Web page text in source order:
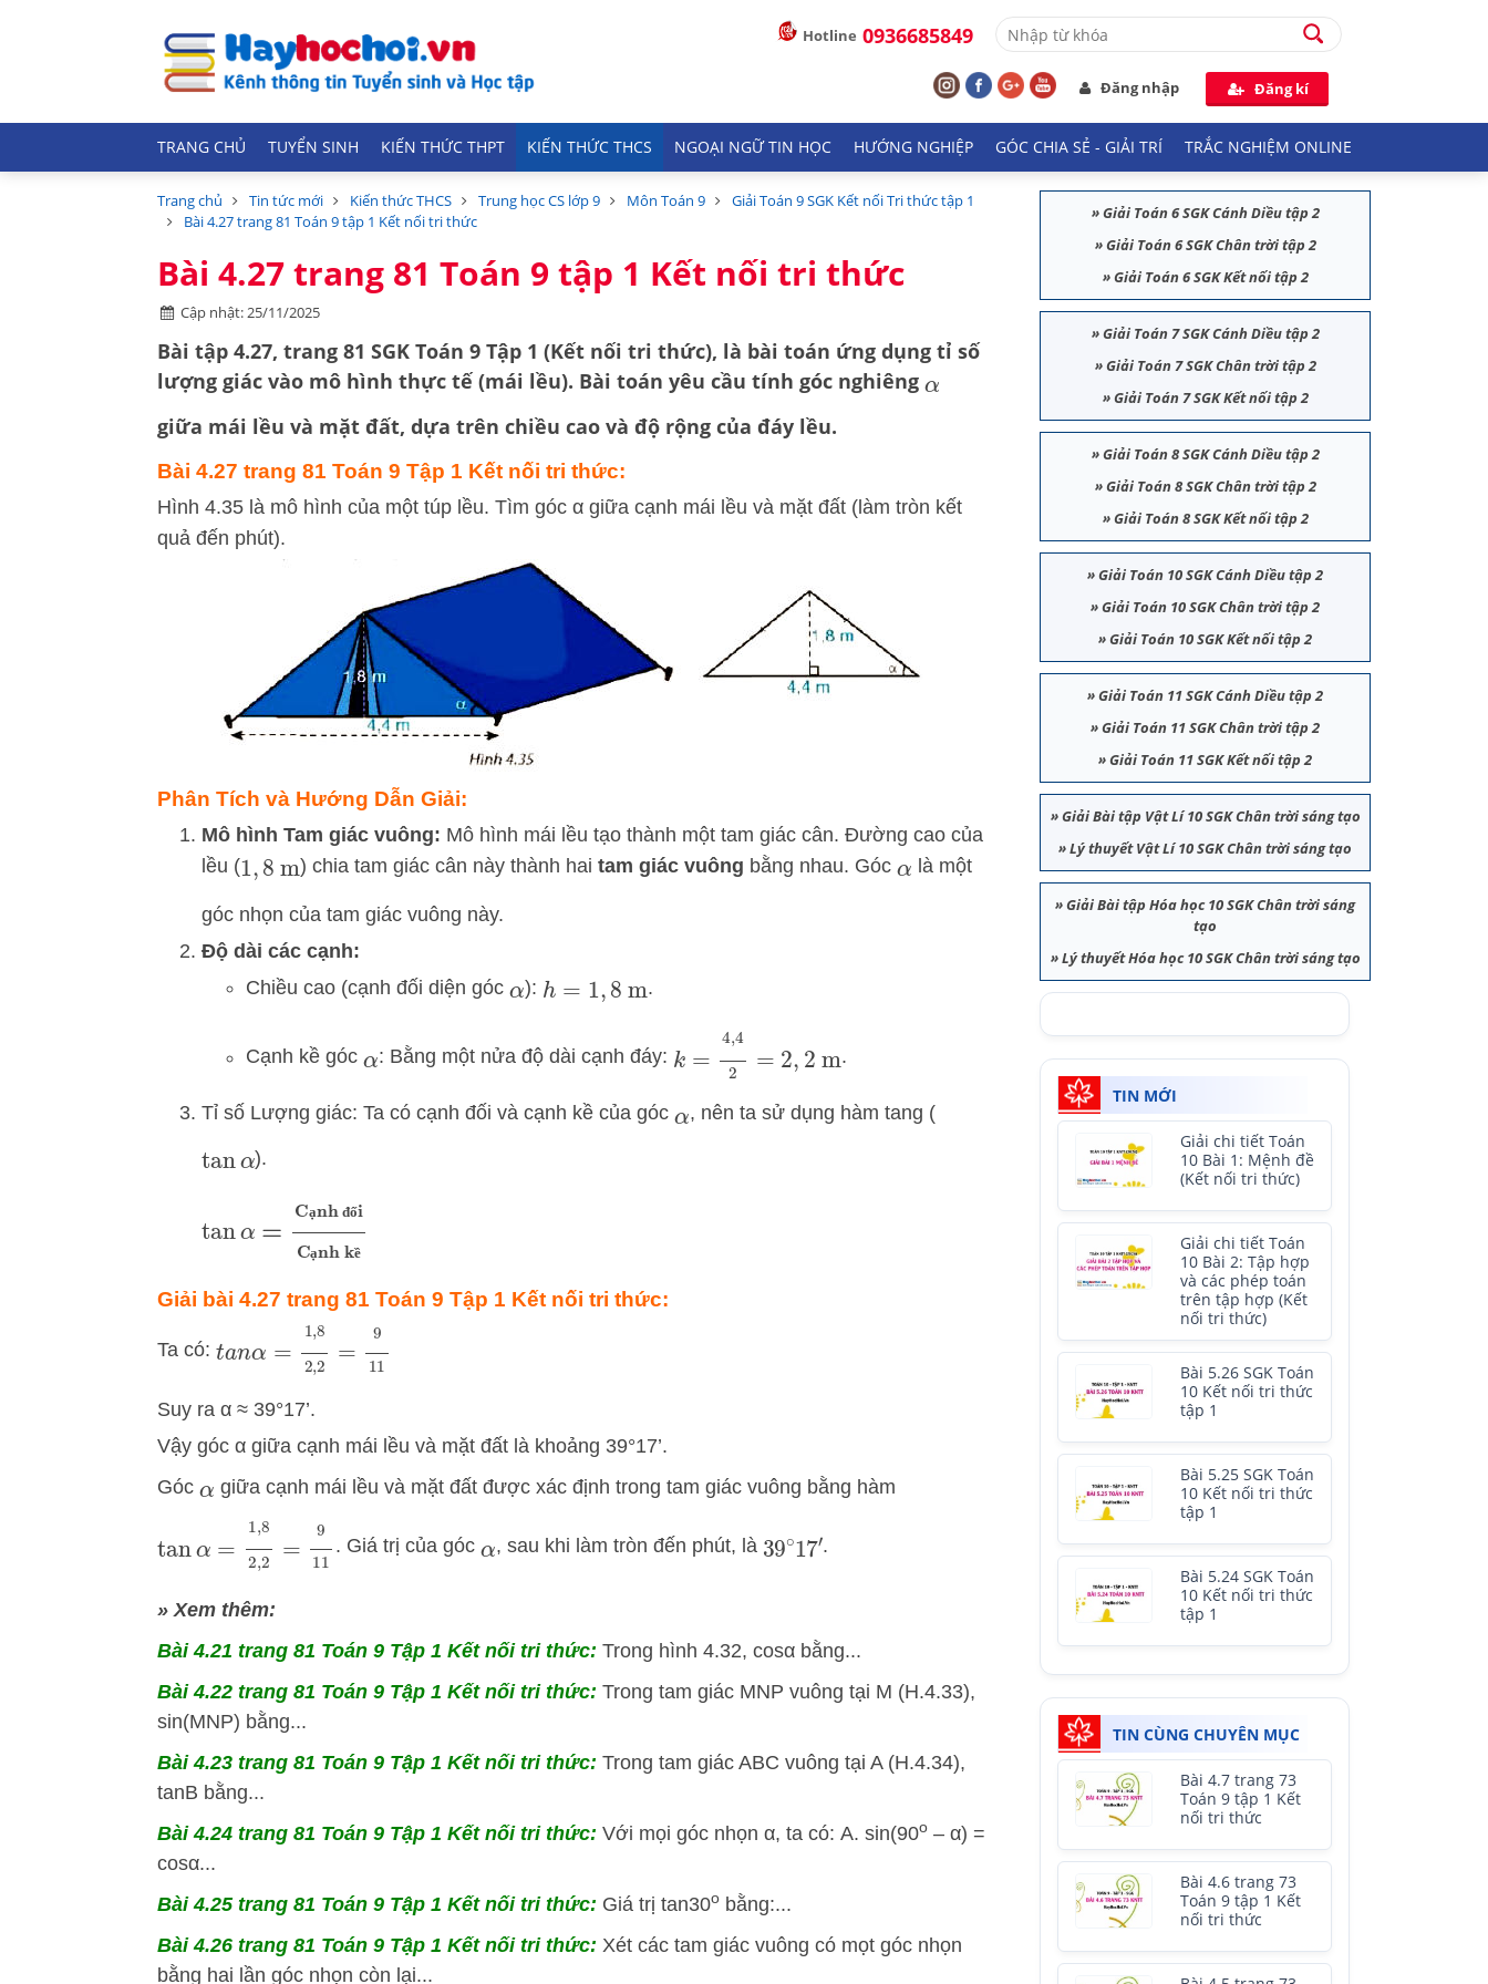
Hotline 0936685849
Đăng nhập Đăng kí
TRANG CHỦ TUYỂN SINH KIẾN THỨC THPT KIẾN THỨC THCS NGOẠI NGỮ TIN HỌC HƯỚNG NGHIỆP GÓC CHIA SẺ - GIẢI TRÍ TRẮC NGHIỆM ONLINE
Trang chủ Tin tức mới Kiến thức THCS Trung học CS lớp 9 Môn Toán 9
Giải Toán 9 SGK Kết nối Tri thức tập 1
Bài 4.27 trang 81 Toán 9 tập 1 Kết nối tri thức
Bài 4.27 trang 81 Toán 9 tập 1 Kết nối tri thức
Cập nhật: 25/11/2025
Bài tập 4.27, trang 81 SGK Toán 9 Tập 1 (Kết nối tri thức), là bài toán ứng dụng tỉ số
lượng giác vào mô hình thực tế (mái lều). Bài toán yêu cầu tính góc nghiêng α
giữa mái lều và mặt đất, dựa trên chiều cao và độ rộng của đáy lều.
Bài 4.27 trang 81 Toán 9 Tập 1 Kết nối tri thức:
Hình 4.35 là mô hình của một túp lều. Tìm góc α giữa cạnh mái lều và mặt đất (làm tròn kết
quả đến phút).
Phân Tích và Hướng Dẫn Giải:
Mô hình Tam giác vuông: Mô hình mái lều tạo thành một tam giác cân. Đường cao của
lều (1, 8 m) chia tam giác cân này thành haitam giác vuông bằng nhau. Gócα là một
góc nhọn của tam giác vuông này.
Độ dài các cạnh:
Chiều cao (cạnh đối diện góc α): h=1 8m .
Cạnh kề góc α: Bằng một nửa độ dài cạnh đáy: k 42 2 m .
Tỉ số Lượng giác: Ta có cạnh đối và cạnh kề của góc α, nên ta sử dụng hàm tang (
tanα ).
ạ đố
Cạnh đốiCạnh kề
Giải bài 4.27 trang 81 Toán 9 Tập 1 Kết nối tri thức:
Ta có: t 82 11
Suy ra α ≈ 39°17’.
Vậy góc α giữa cạnh mái lều và mặt đất là khoảng 39°17’.
Góc α giữa cạnh mái lều và mặt đất được xác định trong tam giác vuông bằng hàm
tan 82, 11 . Giá trị của góc α, sau khi làm tròn đến phút, là 39∘17.
» Xem thêm:
Bài 4.21 trang 81 Toán 9 Tập 1 Kết nối tri thức: Trong hình 4.32, cosα bằng...
Bài 4.22 trang 81 Toán 9 Tập 1 Kết nối tri thức: Trong tam giác MNP vuông tại M (H.4.33),
sin(MNP) bằng...
Bài 4.23 trang 81 Toán 9 Tập 1 Kết nối tri thức: Trong tam giác ABC vuông tại A (H.4.34),
tanB bằng...
Bài 4.24 trang 81 Toán 9 Tập 1 Kết nối tri thức: Với mọi góc nhọn α, ta có: A. sin(90o – α) =
cosα...
Bài 4.25 trang 81 Toán 9 Tập 1 Kết nối tri thức: Giá trị tan30o bằng:...
Bài 4.26 trang 81 Toán 9 Tập 1 Kết nối tri thức: Xét các tam giác vuông có mọt góc nhọn
bằng hai lần góc nhọn còn lại...
»Giải Toán 6 SGK Cánh Diều tập 2
»Giải Toán 6 SGK Chân trời tập 2
»Giải Toán 6 SGK Kết nối tập 2
»Giải Toán 7 SGK Cánh Diều tập 2
»Giải Toán 7 SGK Chân trời tập 2
»Giải Toán 7 SGK Kết nối tập 2
»Giải Toán 8 SGK Cánh Diều tập 2
»Giải Toán 8 SGK Chân trời tập 2
»Giải Toán 8 SGK Kết nối tập 2
»Giải Toán 10 SGK Cánh Diều tập 2
»Giải Toán 10 SGK Chân trời tập 2
»Giải Toán 10 SGK Kết nối tập 2
»Giải Toán 11 SGK Cánh Diều tập 2
»Giải Toán 11 SGK Chân trời tập 2
»Giải Toán 11 SGK Kết nối tập 2
»Giải Bài tập Vật Lí 10 SGK Chân trời sáng tạo
»Lý thuyết Vật Lí 10 SGK Chân trời sáng tạo
»Giải Bài tập Hóa học 10 SGK Chân trời sáng
tạo
»Lý thuyết Hóa học 10 SGK Chân trời sáng tạo
TIN MỚI
Giải chi tiết Toán
10 Bài 1: Mệnh đề
(Kết nối tri thức)
Giải chi tiết Toán
10 Bài 2: Tập hợp
và các phép toán
trên tập hợp (Kết
nối tri thức)
Bài 5.26 SGK Toán
10 Kết nối tri thức
tập 1
Bài 5.25 SGK Toán
10 Kết nối tri thức
tập 1
Bài 5.24 SGK Toán
10 Kết nối tri thức
tập 1
TIN CÙNG CHUYÊN MỤC
Bài 4.7 trang 73
Toán 9 tập 1 Kết
nối tri thức
Bài 4.6 trang 73
Toán 9 tập 1 Kết
nối tri thức